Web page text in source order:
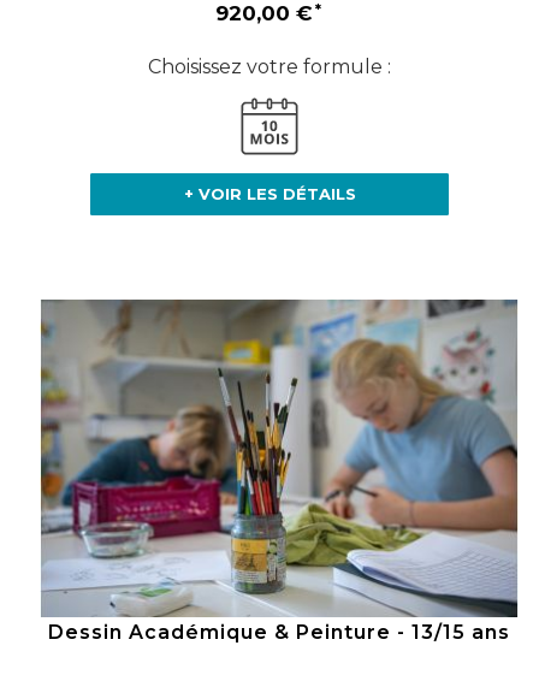
920,00 €
Choisissez votre formule :
+ VOIR LES DÉTAILS
Dessin Académique & Peinture - 13/15 ans